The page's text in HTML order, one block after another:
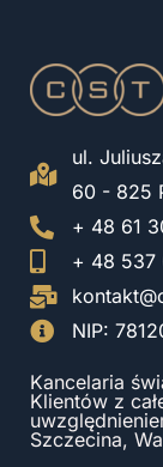
ul.
60 - 825
+ 48 61
+ 48 537
NIP:
Kancelaria
Klientów z
Szczecina,